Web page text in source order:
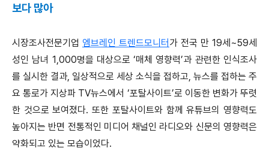
보다 많아
시장조사전문기업 엠브레인 트렌드모니터 가 전국 만 19세~59세
성인 남녀 1,000명을 대상으로 ‘매체 영향력’과 관련한 인식조사
를 실시한 결과, 일상적으로 세상 소식을 접하고, 뉴스를 접하는 주
요 통로가 지상파 TV뉴스에서 ‘포탈사이트’로 이동한 변화가 뚜렷
한 것으로 보여졌다. 또한 포탈사이트와 함께 유튜브의 영향력도
높아지는 반면 전통적인 미디어 채널인 라디오와 신문의 영향력은
약화되고 있는 모습이었다.